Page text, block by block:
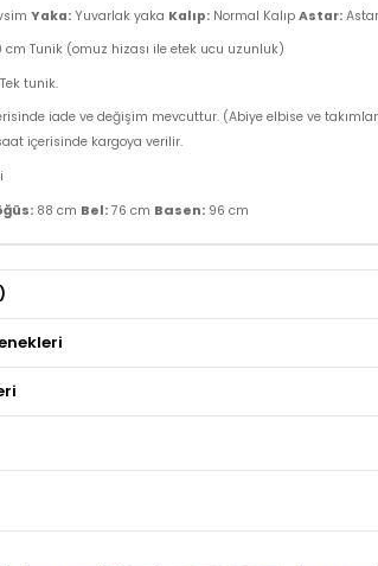
Yaka: Yuvarlak yaka Kalıp: Normal Kalıp Astar:
cm Tunik (omuz hizası ile etek ucu uzunluk)
Tek tunik.
iade ve değişim mevcuttur. (Abiye elbise ve
içerisinde kargoya verilir.
88 cm Bel: 76 cm Basen: 96 cm